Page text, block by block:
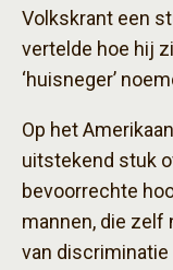
Volkskrant een
vertelde hoe hij
‘huisneger’
Op het
uitstekend stuk
bevoorrechte
mannen, die zelf
van discriminatie